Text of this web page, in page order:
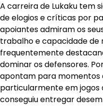
A carreira de Lukaku tem
de elogios e críticas por
apoiantes admiram os
trabalho e capacidade de
frequentemente
dominar os defensores.
apontam para momentos
particularmente em jogos
conseguiu entregar